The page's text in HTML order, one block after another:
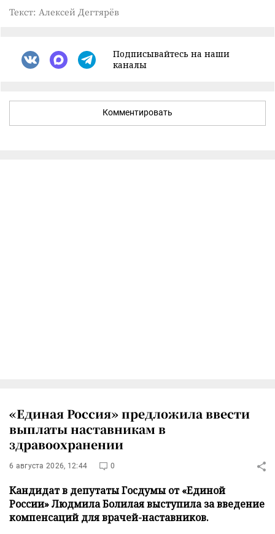
Текст: Алексей Дегтярёв
Подписывайтесь на наши
каналы
Комментировать
«Единая Россия» предложила ввести
выплаты наставникам в
здравоохранении
6 августа 2026, 12:44 0
Кандидат в депутаты Госдумы от «Единой
России» Людмила Болилая выступила за введение
компенсаций для врачей-наставников.